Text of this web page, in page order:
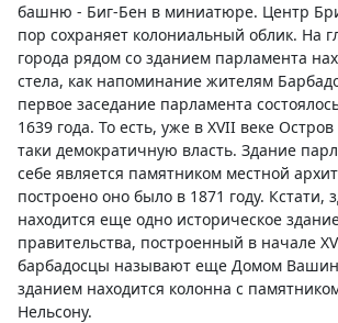
башню - Биг-Бен в миниатюре. Центр
пор сохраняет колониальный облик. На
города рядом со зданием парламента
стела, как напоминание жителям
первое заседание парламента
1639 года. То есть, уже в XVII веке
таки демократичную власть. Здание
себе является памятником местной
построено оно было в 1871 году. Кстати,
находится еще одно историческое
правительства, построенный в начале
барбадосцы называют еще Домом
зданием находится колонна с
Нельсону.